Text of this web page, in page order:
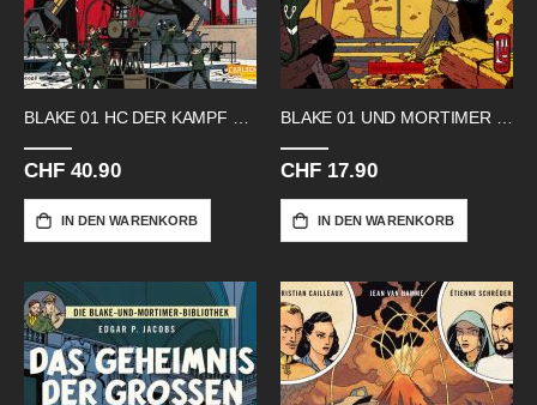
CHF 40.90
IN DEN WARENKORB
CHF 17.90
IN DEN WARENKORB